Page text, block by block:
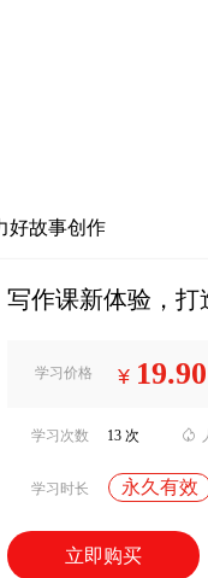
好故事创作
写作课新体验，
学习价格 ¥ 19.90
学习次数 13 次 
学习时长 永久有效
立即购买